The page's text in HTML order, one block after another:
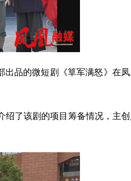
出品的微短剧《筸军满怒》在
绍了该剧的项目筹备情况，主